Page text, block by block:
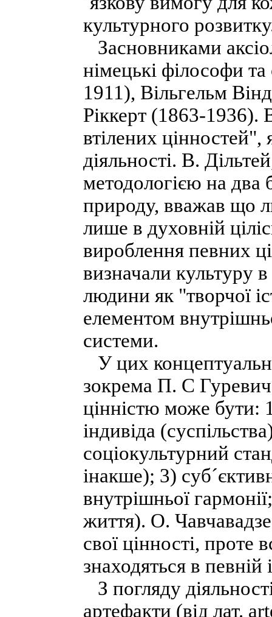
культурного
Засновниками
німецькі філософи
1911), Вільгельм
Ріккерт (1863-1936).
втілених цінностей",
діяльності. В.
методологією на два
природу, вважав що
лише в духовній
вироблення певних
визначали культуру
людини як "творчої
елементом
системи.
У цих
зокрема П. С
цінністю може бути:
індивіда
соціокультурний
інакше); 3)
внутрішньої
життя). О.
свої цінності, проте
знаходяться в певній
З погляду
артефакти (від лат.